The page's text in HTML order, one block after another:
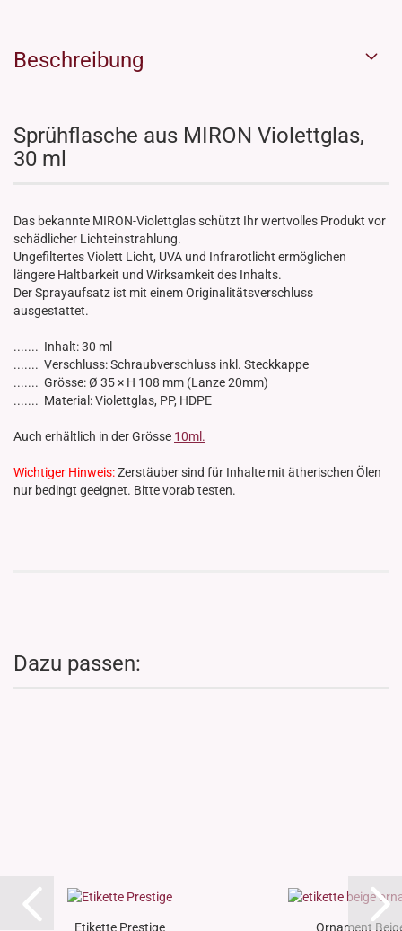
Beschreibung
Sprühflasche aus MIRON Violettglas,
30 ml
Das bekannte MIRON-Violettglas schützt Ihr wertvolles Produkt vor
schädlicher Lichteinstrahlung.
Ungefiltertes Violett Licht, UVA und Infrarotlicht ermöglichen
längere Haltbarkeit und Wirksamkeit des Inhalts.
Der Sprayaufsatz ist mit einem Originalitätsverschluss
ausgestattet.
....... Inhalt: 30 ml
....... Verschluss: Schraubverschluss inkl. Steckkappe
....... Grösse: Ø 35 × H 108 mm (Lanze 20mm)
....... Material: Violettglas, PP, HDPE
Auch erhältlich in der Grösse 10ml.
Wichtiger Hinweis:Zerstäuber sind für Inhalte mit ätherischen Ölen
nur bedingt geeignet. Bitte vorab testen.
Dazu passen:
Etikette Prestige Ornament